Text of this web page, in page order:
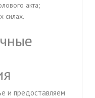
акта;
силах.
и предоставляем